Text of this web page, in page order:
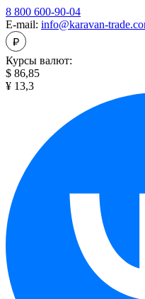
8 800 600-90-04
E-mail: info@karavan-
Курсы валют:
$ 86,85
¥ 13,3